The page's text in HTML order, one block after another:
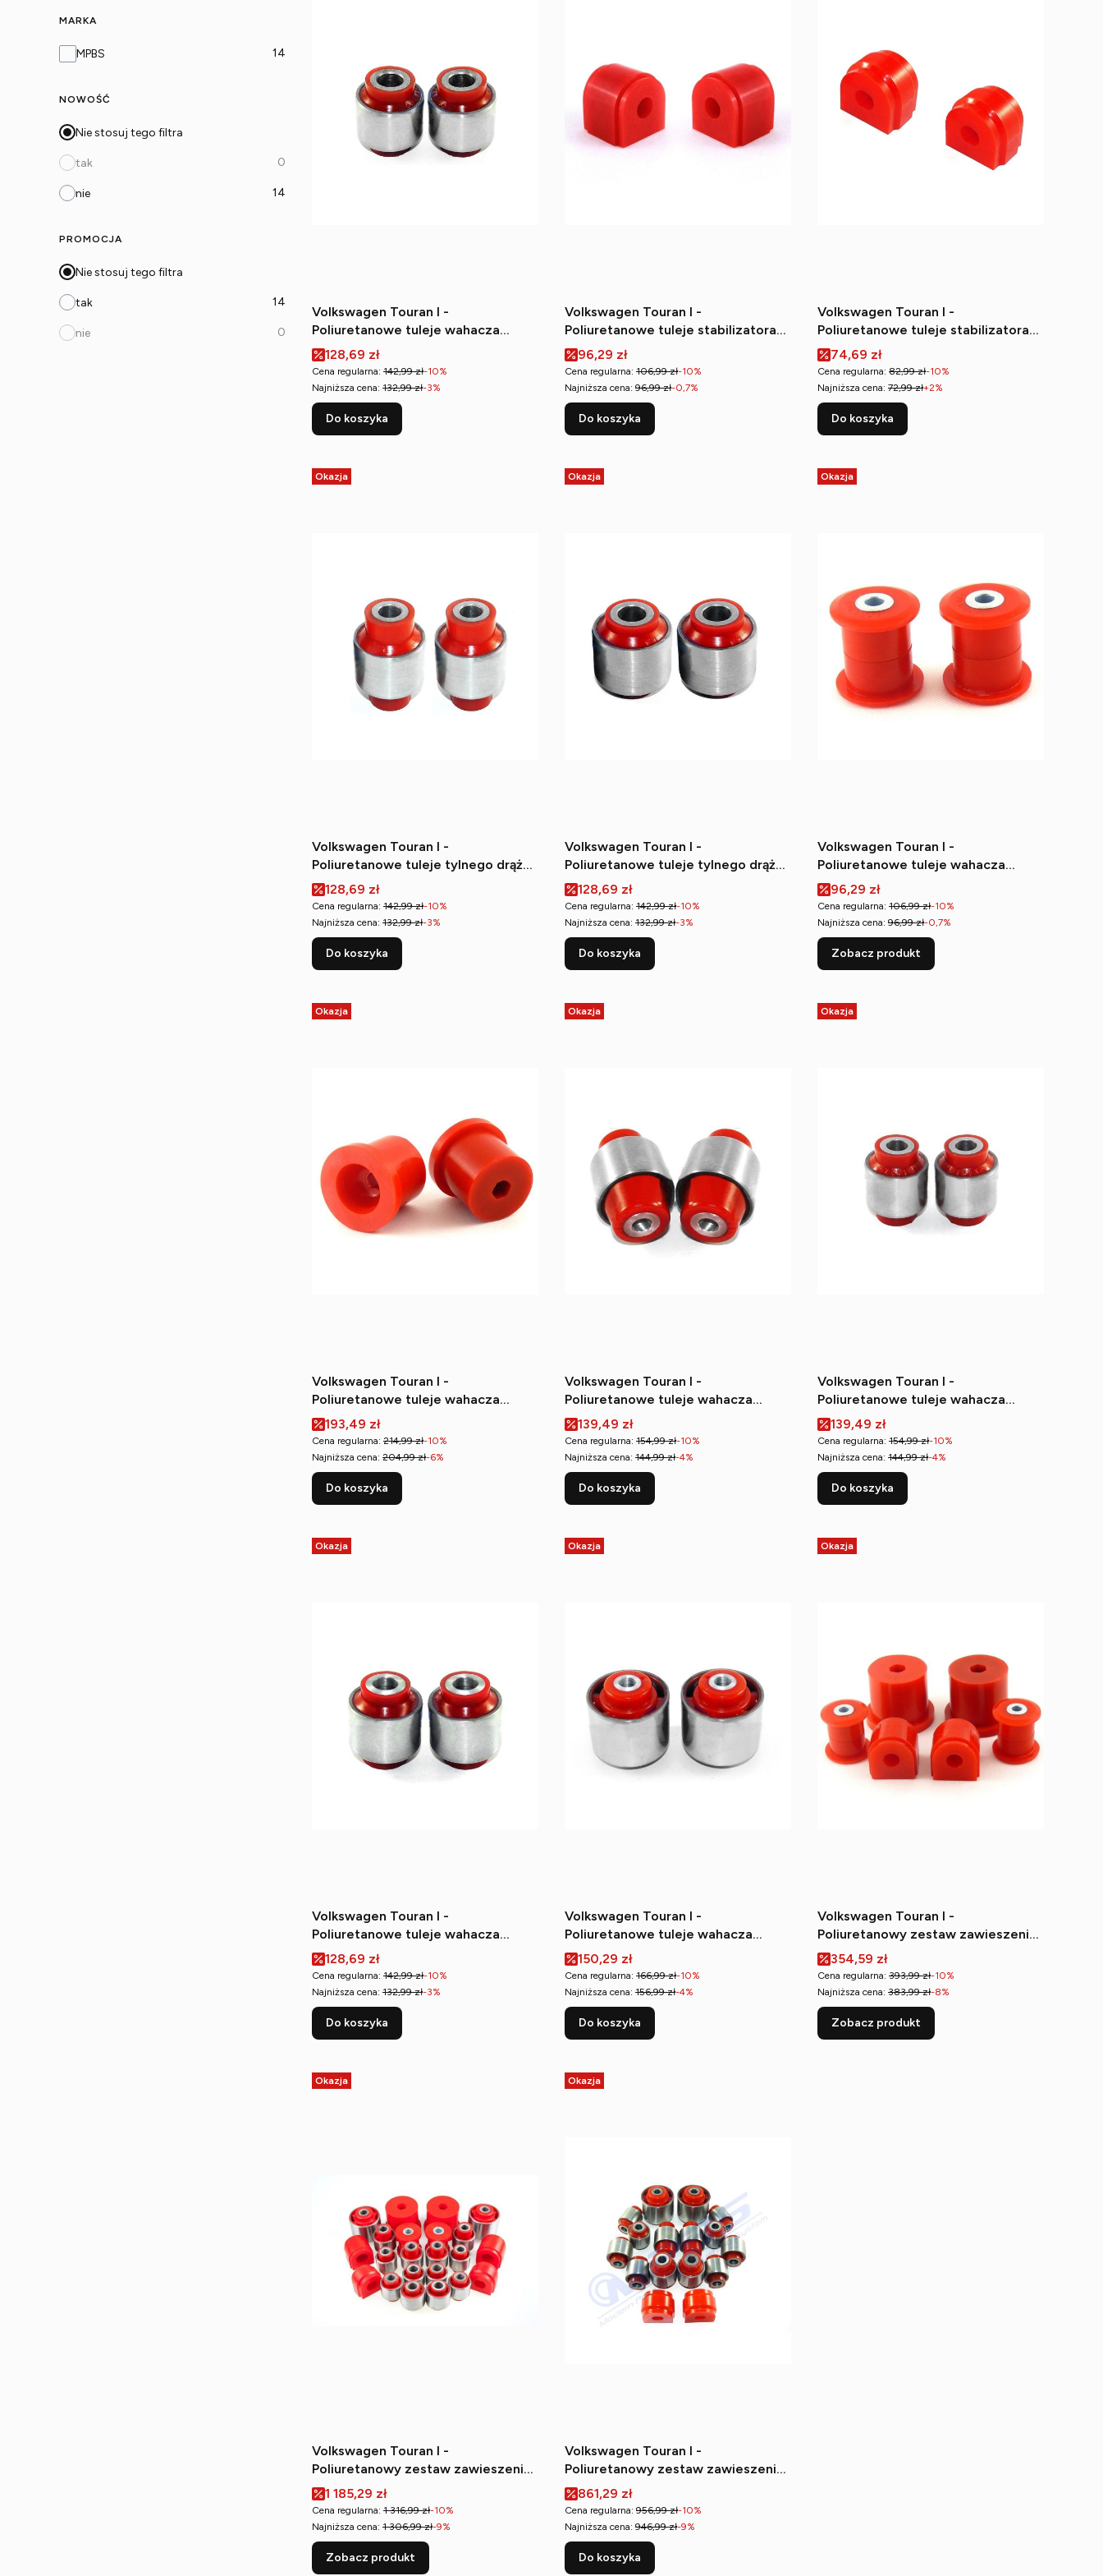
MARKA
Marka
MPBS 14
NOWOŚĆ
Nie stosuj tego filtra
tak 0
nie 14
PROMOCJA
Nie stosuj tego filtra
tak 14
nie 0
Volkswagen Touran I -
Poliuretanowe tuleje wahacza
tylnego górnego (zewnętrzne)
Cena promocyjna
128,69 zł
Cena regularna: 142,99 zł-10%
Najniższa cena: 132,99 zł-3%
Do koszyka
Volkswagen Touran I -
Poliuretanowe tuleje stabilizatora
przedniego
Cena promocyjna
96,29 zł
Cena regularna: 106,99 zł-10%
Najniższa cena: 96,99 zł-0,7%
Do koszyka
Volkswagen Touran I -
Poliuretanowe tuleje stabilizatora
tylnego
Cena promocyjna
74,69 zł
Cena regularna: 82,99 zł-10%
Najniższa cena: 72,99 zł+2%
Do koszyka
Okazja
Volkswagen Touran I -
Poliuretanowe tuleje tylnego drążka
(wewnętrzne)
Cena promocyjna
128,69 zł
Cena regularna: 142,99 zł-10%
Najniższa cena: 132,99 zł-3%
Do koszyka
Okazja
Volkswagen Touran I -
Poliuretanowe tuleje tylnego drążka
(zewnętrzne)
Cena promocyjna
128,69 zł
Cena regularna: 142,99 zł-10%
Najniższa cena: 132,99 zł-3%
Do koszyka
Okazja
Volkswagen Touran I -
Poliuretanowe tuleje wahacza
przedniego (przednie)
Cena promocyjna
96,29 zł
Cena regularna: 106,99 zł-10%
Najniższa cena: 96,99 zł-0,7%
Zobacz produkt
Okazja
Volkswagen Touran I -
Poliuretanowe tuleje wahacza
przedniego (tylne)
Cena promocyjna
193,49 zł
Cena regularna: 214,99 zł-10%
Najniższa cena: 204,99 zł-6%
Do koszyka
Okazja
Volkswagen Touran I -
Poliuretanowe tuleje wahacza
tylnego dolnego (wewnętrzne)
Cena promocyjna
139,49 zł
Cena regularna: 154,99 zł-10%
Najniższa cena: 144,99 zł-4%
Do koszyka
Okazja
Volkswagen Touran I -
Poliuretanowe tuleje wahacza
tylnego dolnego (zewnętrzne)
Cena promocyjna
139,49 zł
Cena regularna: 154,99 zł-10%
Najniższa cena: 144,99 zł-4%
Do koszyka
Okazja
Volkswagen Touran I -
Poliuretanowe tuleje wahacza
tylnego górnego (wewnętrzna)
Cena promocyjna
128,69 zł
Cena regularna: 142,99 zł-10%
Najniższa cena: 132,99 zł-3%
Do koszyka
Okazja
Volkswagen Touran I -
Poliuretanowe tuleje wahacza
tylnego wzdłużnego (przednie)
Cena promocyjna
150,29 zł
Cena regularna: 166,99 zł-10%
Najniższa cena: 156,99 zł-4%
Do koszyka
Okazja
Volkswagen Touran I -
Poliuretanowy zestaw zawieszenia
przedniego
Cena promocyjna
354,59 zł
Cena regularna: 393,99 zł-10%
Najniższa cena: 383,99 zł-8%
Zobacz produkt
Okazja
Volkswagen Touran I -
Poliuretanowy zestaw zawieszenia
przedniego i tylnego
Cena promocyjna
1 185,29 zł
Cena regularna: 1 316,99 zł-10%
Najniższa cena: 1 306,99 zł-9%
Zobacz produkt
Okazja
Volkswagen Touran I -
Poliuretanowy zestaw zawieszenia
tylnego
Cena promocyjna
861,29 zł
Cena regularna: 956,99 zł-10%
Najniższa cena: 946,99 zł-9%
Do koszyka